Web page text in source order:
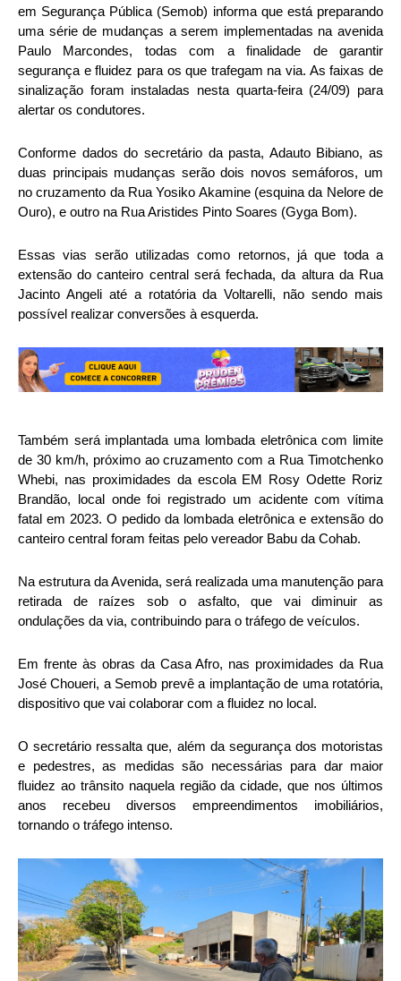
em Segurança Pública (Semob) informa que está preparando
uma série de mudanças a serem implementadas na avenida
Paulo Marcondes, todas com a finalidade de garantir
segurança e fluidez para os que trafegam na via. As faixas de
sinalização foram instaladas nesta quarta-feira (24/09) para
alertar os condutores.
Conforme dados do secretário da pasta, Adauto Bibiano, as
duas principais mudanças serão dois novos semáforos, um
no cruzamento da Rua Yosiko Akamine (esquina da Nelore de
Ouro), e outro na Rua Aristides Pinto Soares (Gyga Bom).
Essas vias serão utilizadas como retornos, já que toda a
extensão do canteiro central será fechada, da altura da Rua
Jacinto Angeli até a rotatória da Voltarelli, não sendo mais
possível realizar conversões à esquerda.
Também será implantada uma lombada eletrônica com limite
de 30 km/h, próximo ao cruzamento com a Rua Timotchenko
Whebi, nas proximidades da escola EM Rosy Odette Roriz
Brandão, local onde foi registrado um acidente com vítima
fatal em 2023. O pedido da lombada eletrônica e extensão do
canteiro central foram feitas pelo vereador Babu da Cohab.
Na estrutura da Avenida, será realizada uma manutenção para
retirada de raízes sob o asfalto, que vai diminuir as
ondulações da via, contribuindo para o tráfego de veículos.
Em frente às obras da Casa Afro, nas proximidades da Rua
José Choueri, a Semob prevê a implantação de uma rotatória,
dispositivo que vai colaborar com a fluidez no local.
O secretário ressalta que, além da segurança dos motoristas
e pedestres, as medidas são necessárias para dar maior
fluidez ao trânsito naquela região da cidade, que nos últimos
anos recebeu diversos empreendimentos imobiliários,
tornando o tráfego intenso.